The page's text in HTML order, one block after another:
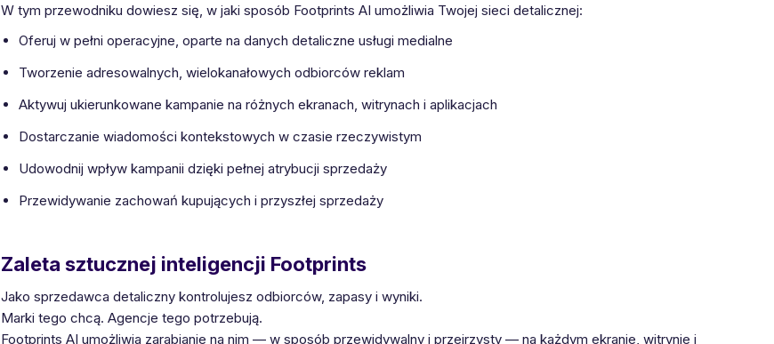
W tym przewodniku dowiesz się, w jaki sposób Footprints AI umożliwia Twojej sieci detalicznej:
Oferuj w pełni operacyjne, oparte na danych detaliczne usługi medialne
Tworzenie adresowalnych, wielokanałowych odbiorców reklam
Aktywuj ukierunkowane kampanie na różnych ekranach, witrynach i aplikacjach
Dostarczanie wiadomości kontekstowych w czasie rzeczywistym
Udowodnij wpływ kampanii dzięki pełnej atrybucji sprzedaży
Przewidywanie zachowań kupujących i przyszłej sprzedaży
Zaleta sztucznej inteligencji Footprints
Jako sprzedawca detaliczny kontrolujesz odbiorców, zapasy i wyniki.
Marki tego chcą. Agencje tego potrzebują.
Footprints AI umożliwia zarabianie na nim — w sposób przewidywalny i przejrzysty — na każdym ekranie, witrynie i